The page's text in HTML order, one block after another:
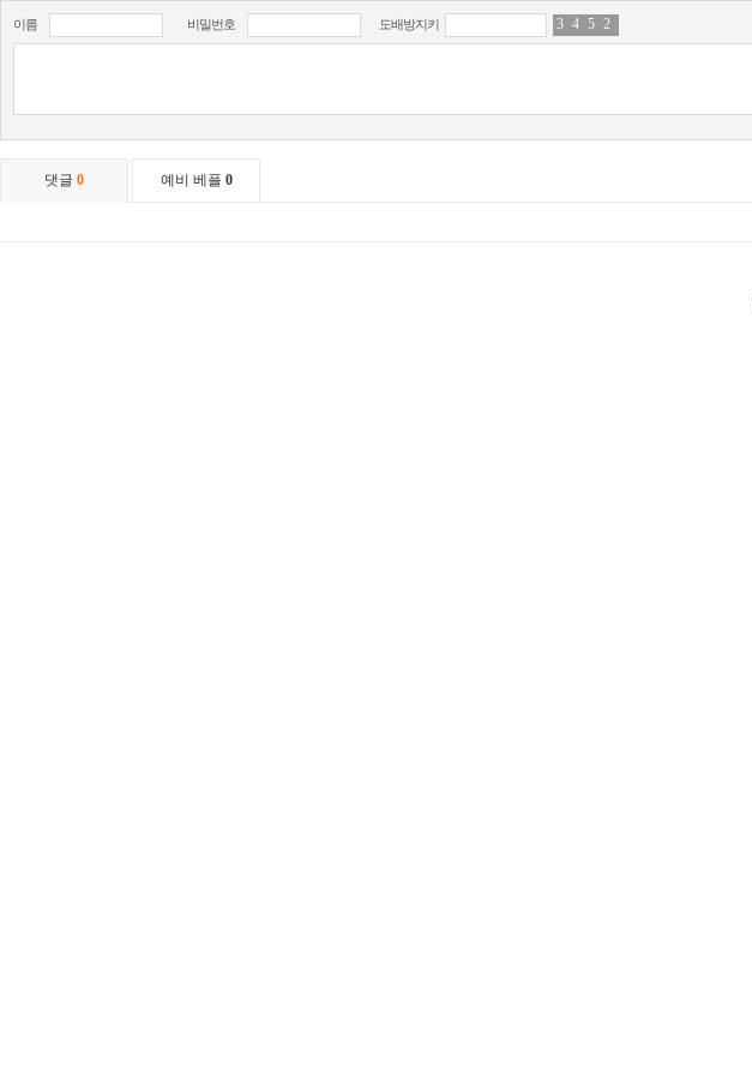
이름 비밀번호 도배방지키 3 4 5 2
댓글 0 예비 베플 0